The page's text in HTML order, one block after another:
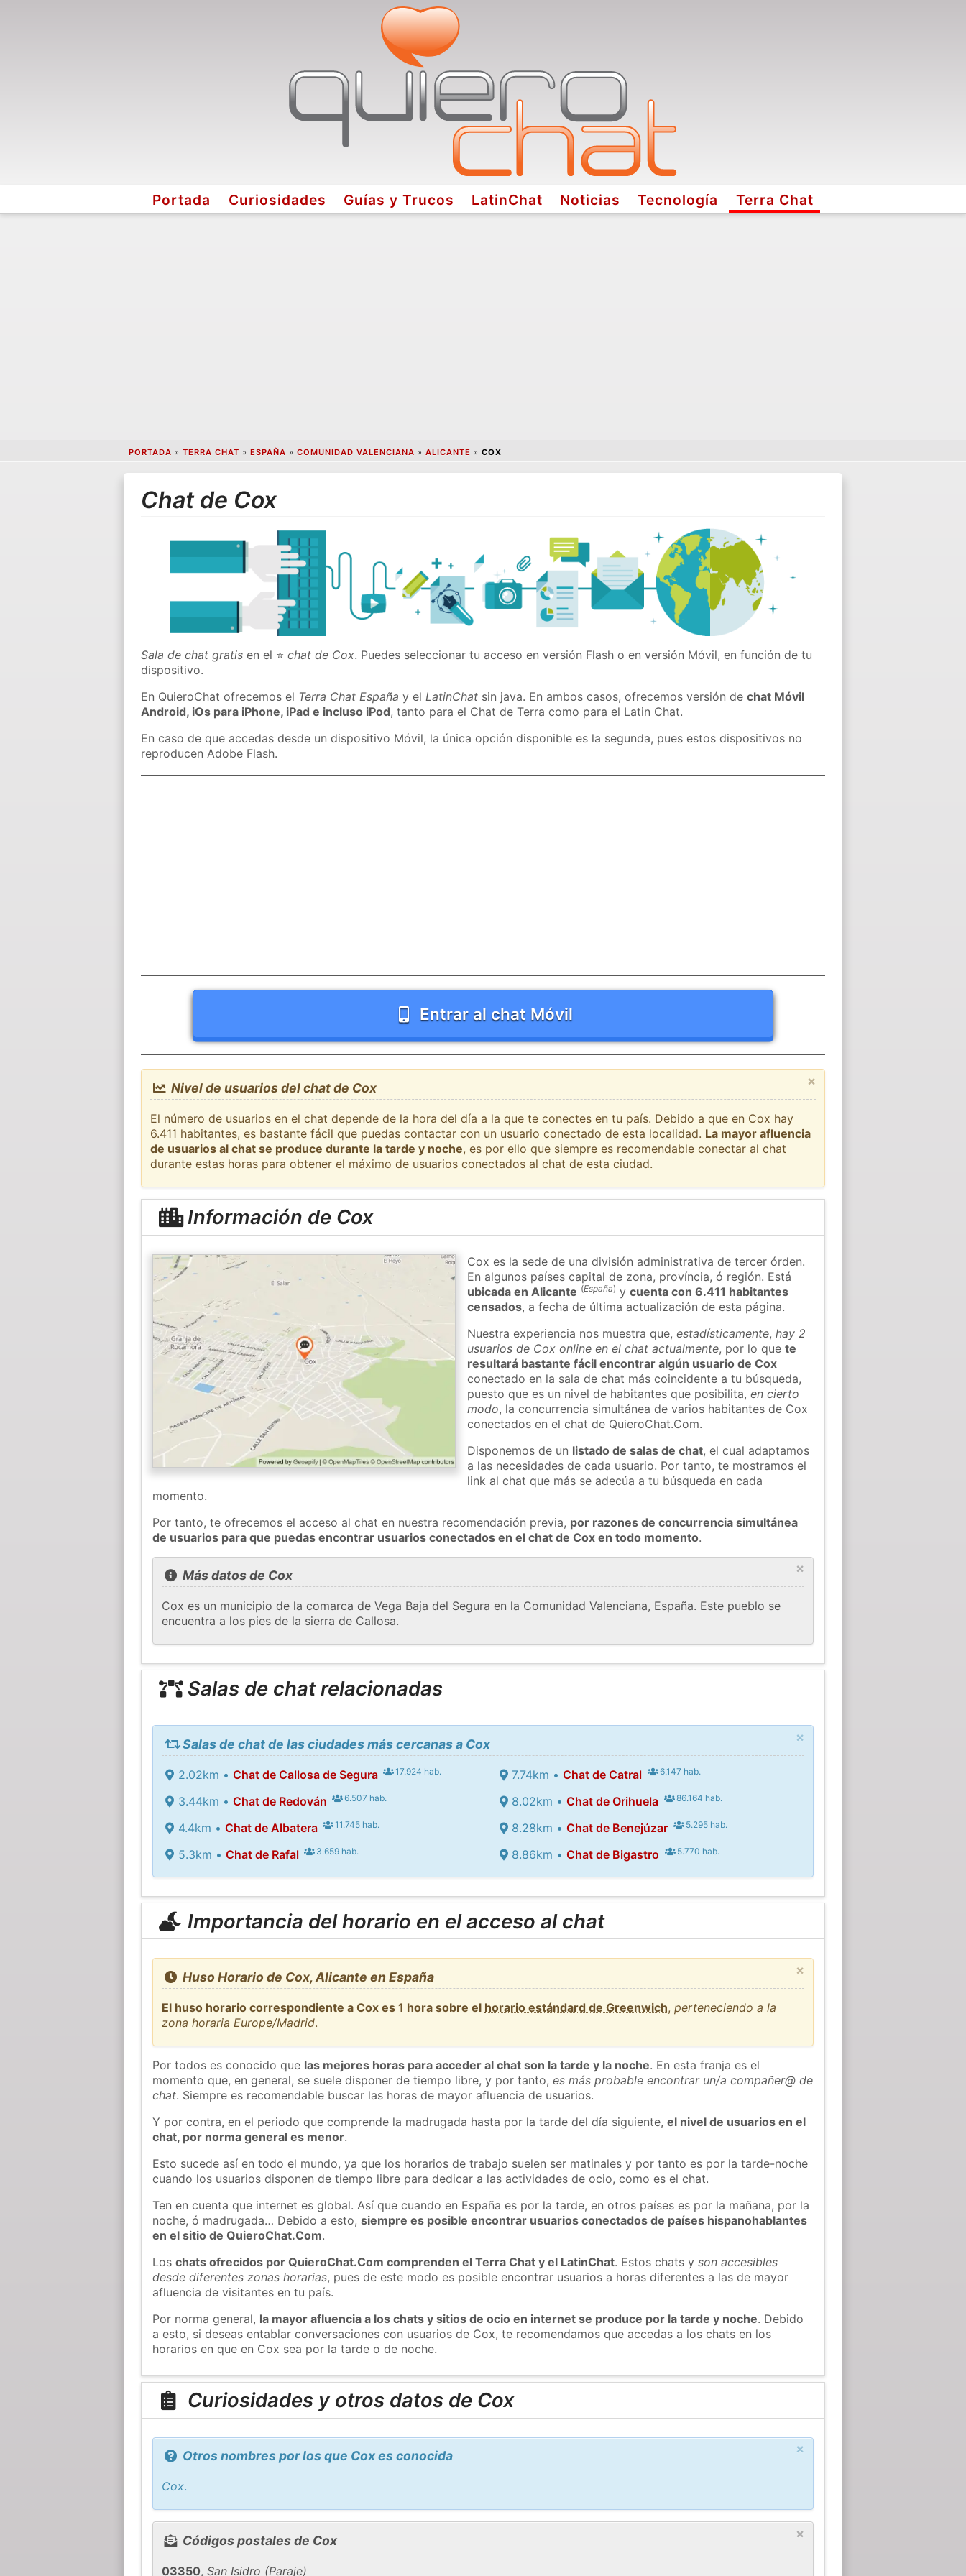
Portada Curiosidades Guías y Trucos LatinChat Noticias Tecnología Terra Chat
PORTADA » TERRA CHAT » ESPAÑA » COMUNIDAD VALENCIANA » ALICANTE » COX
Chat de Cox
Sala de chat gratis en el ⭐chat de Cox. Puedes seleccionar tu acceso en versión Flash o en versión Móvil, en función de tu
dispositivo.
En QuieroChat ofrecemos el Terra Chat España y elLatinChat sin java. En ambos casos, ofrecemos versión dechat Móvil
Android, iOs para iPhone, iPad e incluso iPod, tanto para el Chat de Terra como para el Latin Chat.
En caso de que accedas desde un dispositivo Móvil, la única opción disponible es la segunda, pues estos dispositivos no
reproducen Adobe Flash.
Entrar al chat Móvil
×
Nivel de usuarios del chat de Cox
El número de usuarios en el chat depende de la hora del día a la que te conectes en tu país. Debido a que en Cox hay
6.411 habitantes, es bastante fácil que puedas contactar con un usuario conectado de esta localidad. La mayor afluencia
de usuarios al chat se produce durante la tarde y noche, es por ello que siempre es recomendable conectar al chat
durante estas horas para obtener el máximo de usuarios conectados al chat de esta ciudad.
Información de Cox
Cox es la sede de una división administrativa de tercer órden.
En algunos países capital de zona, província, ó región. Está
ubicada en Alicante (España) ycuenta con 6.411 habitantes
censados, a fecha de última actualización de esta página.
Nuestra experiencia nos muestra que,estadísticamente,hay 2
usuarios de Cox online en el chat actualmente, por lo quete
resultará bastante fácil encontrar algún usuario de Cox
conectado en la sala de chat más coincidente a tu búsqueda,
puesto que es un nivel de habitantes que posibilita,en cierto
modo, la concurrencia simultánea de varios habitantes de Cox
conectados en el chat de QuieroChat.Com.
Disponemos de un listado de salas de chat, el cual adaptamos
a las necesidades de cada usuario. Por tanto, te mostramos el
link al chat que más se adecúa a tu búsqueda en cada
momento.
Por tanto, te ofrecemos el acceso al chat en nuestra recomendación previa, por razones de concurrencia simultánea
de usuarios para que puedas encontrar usuarios conectados en el chat de Cox en todo momento.
×
Más datos de Cox
Cox es un municipio de la comarca de Vega Baja del Segura en la Comunidad Valenciana, España. Este pueblo se
encuentra a los pies de la sierra de Callosa.
Salas de chat relacionadas
×
Salas de chat de las ciudades más cercanas a Cox
2.02km • Chat de Callosa de Segura 17.924 hab.
3.44km • Chat de Redován 6.507 hab.
4.4km • Chat de Albatera 11.745 hab.
5.3km • Chat de Rafal 3.659 hab.
7.74km •Chat de Catral 6.147 hab.
8.02km •Chat de Orihuela 86.164 hab.
8.28km •Chat de Benejúzar 5.295 hab.
8.86km •Chat de Bigastro 5.770 hab.
Importancia del horario en el acceso al chat
×
Huso Horario de Cox, Alicante en España
El huso horario correspondiente a Cox es 1 hora sobre el horario estándard de Greenwich,perteneciendo a la
zona horaria Europe/Madrid.
Por todos es conocido que las mejores horas para acceder al chat son la tarde y la noche. En esta franja es el
momento que, en general, se suele disponer de tiempo libre, y por tanto,es más probable encontrar un/a compañer@ de
chat. Siempre es recomendable buscar las horas de mayor afluencia de usuarios.
Y por contra, en el periodo que comprende la madrugada hasta por la tarde del día siguiente,el nivel de usuarios en el
chat, por norma general es menor.
Esto sucede así en todo el mundo, ya que los horarios de trabajo suelen ser matinales y por tanto es por la tarde-noche
cuando los usuarios disponen de tiempo libre para dedicar a las actividades de ocio, como es el chat.
Ten en cuenta que internet es global. Así que cuando en España es por la tarde, en otros países es por la mañana, por la
noche, ó madrugada… Debido a esto,siempre es posible encontrar usuarios conectados de países hispanohablantes
en el sitio de QuieroChat.Com.
Loschats ofrecidos por QuieroChat.Com comprenden el Terra Chat y el LatinChat. Estos chats yson accesibles
desde diferentes zonas horarias, pues de este modo es posible encontrar usuarios a horas diferentes a las de mayor
afluencia de visitantes en tu país.
Por norma general, la mayor afluencia a los chats y sitios de ocio en internet se produce por la tarde y noche. Debido
a esto, si deseas entablar conversaciones con usuarios de Cox, te recomendamos que accedas a los chats en los
horarios en que en Cox sea por la tarde o de noche.
Curiosidades y otros datos de Cox
×
Otros nombres por los que Cox es conocida
Cox.
×
Códigos postales de Cox
03350,San Isidro (Paraje)